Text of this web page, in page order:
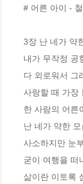
# 어른 아이 -
3장 난 네가 약
내가 무작정 공
다 외로워서 그
사랑할 때 가장
한 사람의 어른
난 네가 약한
사소하지만 눈
굳이 여행을 떠
삶이란 이토록